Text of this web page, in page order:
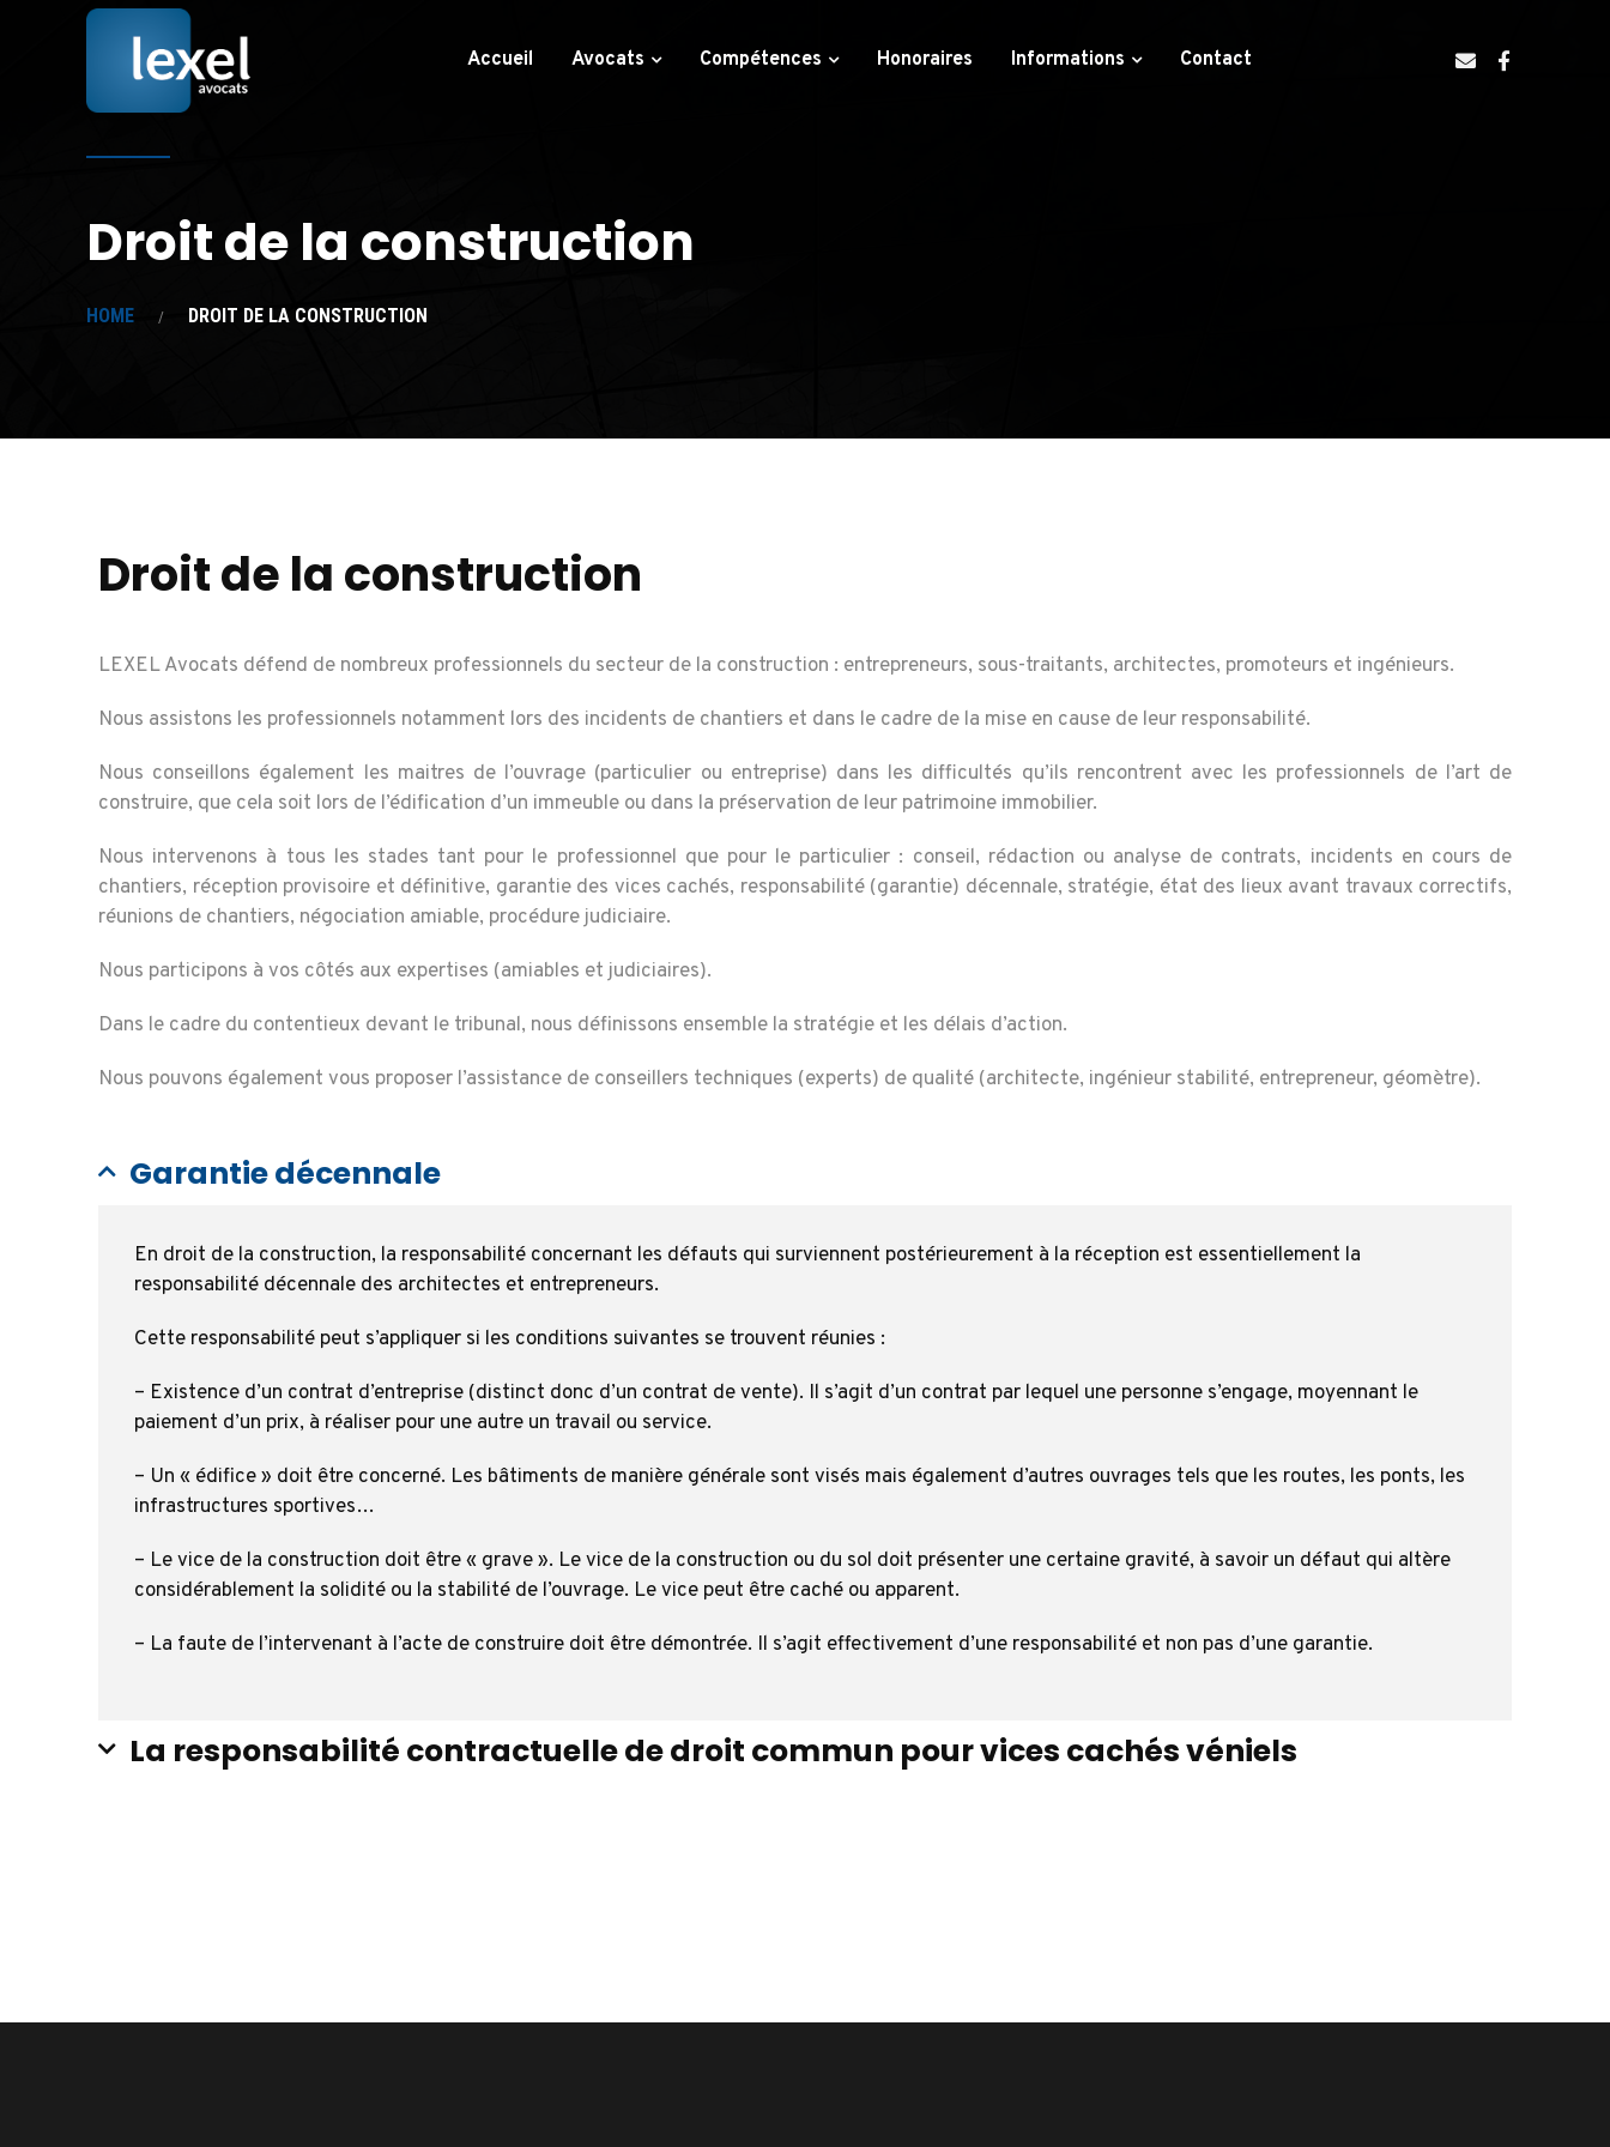
Accueil Avocats Compétences Honoraires Informations Contact
Droit de la construction
HOME DROIT DE LA CONSTRUCTION
Droit de la construction
LEXEL Avocats défend de nombreux professionnels du secteur de la construction : entrepreneurs, sous-traitants, architectes, promoteurs et ingénieurs.
Nous assistons les professionnels notamment lors des incidents de chantiers et dans le cadre de la mise en cause de leur responsabilité.
Nous conseillons également les maitres de l’ouvrage (particulier ou entreprise) dans les difficultés qu’ils rencontrent avec les professionnels de l’art de
construire, que cela soit lors de l’édification d’un immeuble ou dans la préservation de leur patrimoine immobilier.
Nous intervenons à tous les stades tant pour le professionnel que pour le particulier : conseil, rédaction ou analyse de contrats, incidents en cours de
chantiers, réception provisoire et définitive, garantie des vices cachés, responsabilité (garantie) décennale, stratégie, état des lieux avant travaux correctifs,
réunions de chantiers, négociation amiable, procédure judiciaire.
Nous participons à vos côtés aux expertises (amiables et judiciaires).
Dans le cadre du contentieux devant le tribunal, nous définissons ensemble la stratégie et les délais d’action.
Nous pouvons également vous proposer l’assistance de conseillers techniques (experts) de qualité (architecte, ingénieur stabilité, entrepreneur, géomètre).
Garantie décennale
En droit de la construction, la responsabilité concernant les défauts qui surviennent postérieurement à la réception est essentiellement la
responsabilité décennale des architectes et entrepreneurs.
Cette responsabilité peut s’appliquer si les conditions suivantes se trouvent réunies :
– Existence d’un contrat d’entreprise (distinct donc d’un contrat de vente). Il s’agit d’un contrat par lequel une personne s’engage, moyennant le
paiement d’un prix, à réaliser pour une autre un travail ou service.
– Un « édifice » doit être concerné. Les bâtiments de manière générale sont visés mais également d’autres ouvrages tels que les routes, les ponts, les
infrastructures sportives…
– Le vice de la construction doit être « grave ». Le vice de la construction ou du sol doit présenter une certaine gravité, à savoir un défaut qui altère
considérablement la solidité ou la stabilité de l’ouvrage. Le vice peut être caché ou apparent.
– La faute de l’intervenant à l’acte de construire doit être démontrée. Il s’agit effectivement d’une responsabilité et non pas d’une garantie.
La responsabilité contractuelle de droit commun pour vices cachés véniels